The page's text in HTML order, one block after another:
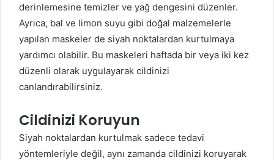
derinlemesine temizler ve yağ dengesini düzenler.
Ayrıca, bal ve limon suyu gibi doğal malzemelerle
yapılan maskeler de siyah noktalardan kurtulmaya
yardımcı olabilir. Bu maskeleri haftada bir veya iki kez
düzenli olarak uygulayarak cildinizi
canlandırabilirsiniz.
Cildinizi Koruyun
Siyah noktalardan kurtulmak sadece tedavi
yöntemleriyle değil, aynı zamanda cildinizi koruyarak